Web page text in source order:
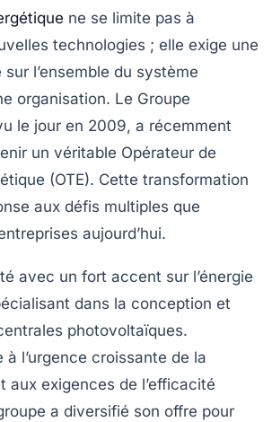
ne se limite pas à
technologies ; elle exige une
l’ensemble du système
organisation. Le Groupe
le jour en 2009, a récemment
un véritable Opérateur de
(OTE). Cette transformation
aux défis multiples que
aujourd’hui.
avec un fort accent sur l’énergie
dans la conception et
photovoltaïques.
à l’urgence croissante de la
aux exigences de l’efficacité
a diversifié son offre pour